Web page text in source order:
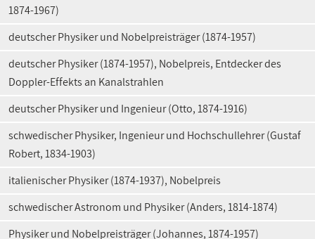
1874-1967)
deutscher Physiker und Nobelpreisträger (1874-1957)
deutscher Physiker (1874-1957), Nobelpreis, Entdecker des
Doppler-Effekts an Kanalstrahlen
deutscher Physiker und Ingenieur (Otto, 1874-1916)
schwedischer Physiker, Ingenieur und Hochschullehrer (Gustaf
Robert, 1834-1903)
italienischer Physiker (1874-1937), Nobelpreis
schwedischer Astronom und Physiker (Anders, 1814-1874)
Physiker und Nobelpreisträger (Johannes, 1874-1957)